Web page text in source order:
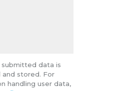
data is
stored. For
handling user data,